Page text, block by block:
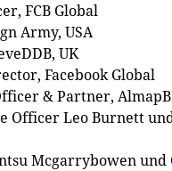
FCB Global
Army, USA
UK
Facebook Global
& Partner,
Officer Leo Burnett
Mcgarrybowen und